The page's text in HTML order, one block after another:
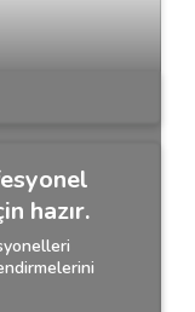
hazır.